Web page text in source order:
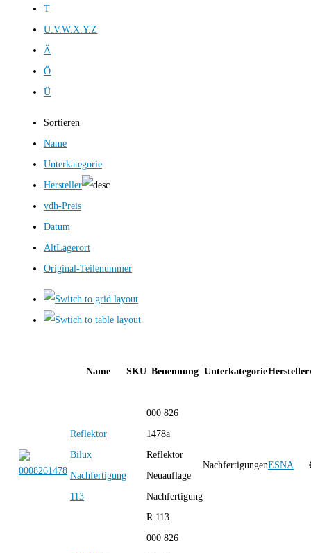
T
U.V.W.X.Y.Z
Ä
Ö
Ü
Sortieren
Name
Unterkategorie
Hersteller
vdh-Preis
Datum
AltLagerort
Original-Teilenummer
Name SKU Benennung UnterkategorieHersteller
Reflektor
Bilux
Nachfertigung
113
000 826
1478a
Reflektor
Neuauflage
Nachfertigung
R 113
NachfertigungenESNA
000 826